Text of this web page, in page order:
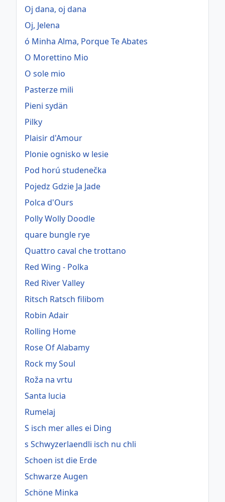
Oj dana, oj dana
Oj, Jelena
ó Minha Alma, Porque Te Abates
O Morettino Mio
O sole mio
Pasterze mili
Pieni sydän
Pilky
Plaisir d'Amour
Plonie ognisko w lesie
Pod horú studenečka
Pojedz Gdzie Ja Jade
Polca d'Ours
Polly Wolly Doodle
quare bungle rye
Quattro caval che trottano
Red Wing - Polka
Red River Valley
Ritsch Ratsch filibom
Robin Adair
Rolling Home
Rose Of Alabamy
Rock my Soul
Roža na vrtu
Santa lucia
Rumelaj
S isch mer alles ei Ding
s Schwyzerlaendli isch nu chli
Schoen ist die Erde
Schwarze Augen
Schöne Minka